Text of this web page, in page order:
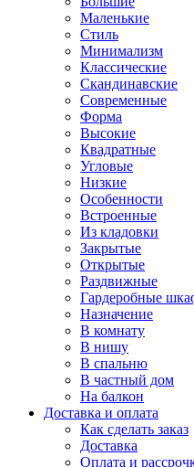
Маленькие
Стиль
Минимализм
Классические
Скандинавские
Современные
Форма
Высокие
Квадратные
Угловые
Низкие
Особенности
Встроенные
Из кладовки
Закрытые
Открытые
Раздвижные
Гардеробные
Назначение
В комнату
В нишу
В спальню
В частный дом
На балкон
Доставка и оплата
Как сделать заказ
Доставка
Оплата и